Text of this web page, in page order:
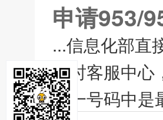
申请953/
...信息化部直
小时客服中心
统一号码中是